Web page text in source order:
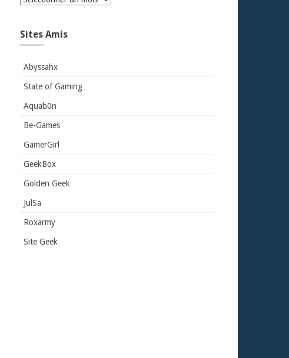
Sites Amis
Abyssahx
State of Gaming
Aquab0n
Be-Games
GamerGirl
GeekBox
Golden Geek
JulSa
Roxarmy
Site Geek